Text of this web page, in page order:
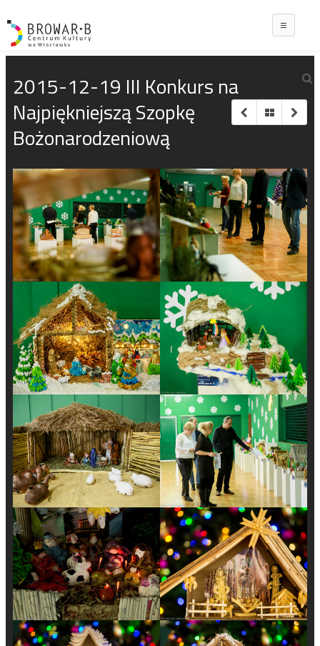
2015-12-19 III Konkurs na
Najpiękniejszą Szopkę
Bożonarodzeniową